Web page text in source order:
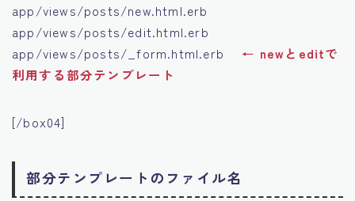
app/views/posts/new.html.erb
app/views/posts/edit.html.erb
app/views/posts/_form.html.erb ← newとeditで
利用する部分テンプレート
[/box04]
部分テンプレートのファイル名